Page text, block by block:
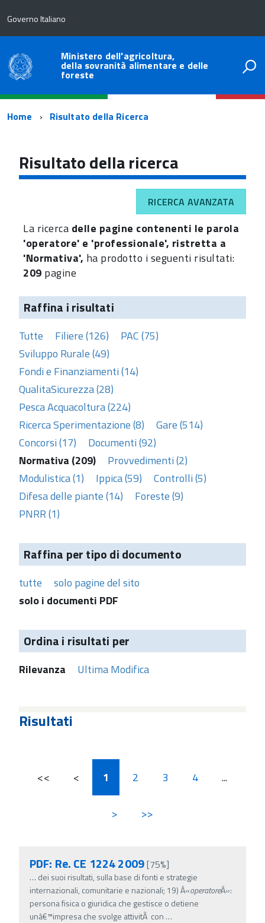
Governo Italiano
Ministero dell'agricoltura,
della sovranità alimentare e delle
foreste
Percorso
navigazione
Home Risultato della Ricerca
Risultato della ricerca
RICERCA AVANZATA
La ricerca delle pagine contenenti le parola
'operatore' e 'professionale', ristretta a
'Normativa', ha prodotto i seguenti risultati:
209 pagine
Raffina i risultati
Tutte Filiere (126)
PAC (75)
Sviluppo Rurale (49)
Fondi e Finanziamenti (14)
QualitaSicurezza (28)
Pesca Acquacoltura (224)
Ricerca Sperimentazione (8)
Gare (514)
Concorsi (17)
Documenti (92)
Normativa (209)
Provvedimenti (2)
Modulistica (1)
Ippica (59)
Controlli (5)
Difesa delle piante (14)
Foreste (9)
PNRR (1)
Raffina per tipo di documento
tutte
solo pagine del sito
solo i documenti PDF
Ordina i risultati per
Rilevanza Ultima Modifica
Risultati
<< < 1 2 3 4 ...
> >>
PDF: Re. CE 1224 2009[75%]
… dei suoi risultati, sulla base di fonti e strategie
internazionali, comunitarie e nazionali; 19) Â«operatoreÂ»:
persona fisica o giuridica che gestisce o detiene
unâ€™impresa che svolge attivitÃ con …